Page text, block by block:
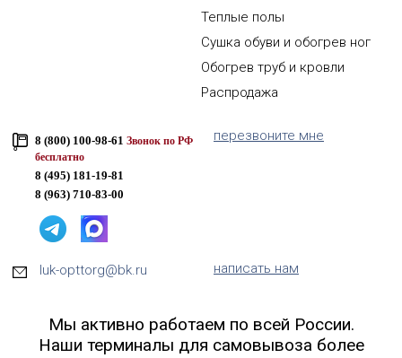
Теплые полы
Сушка обуви и обогрев ног
Обогрев труб и кровли
Распродажа
8 (800) 100-98-61 Звонок по РФ
бесплатно
8 (495) 181-19-81
8 (963) 710-83-00
перезвоните мне
luk-opttorg@bk.ru написать нам
Мы активно работаем по всей России.
Наши терминалы для самовывоза более